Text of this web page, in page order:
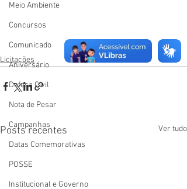
Meio Ambiente
Concursos
Comunicado
Aniversário
Defesa Civil
Nota de Pesar
Campanhas
Datas Comemorativas
POSSE
Institucional e Governo
Licitações
Posts recentes Ver tudo